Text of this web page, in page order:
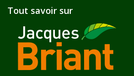
Tout savoir sur